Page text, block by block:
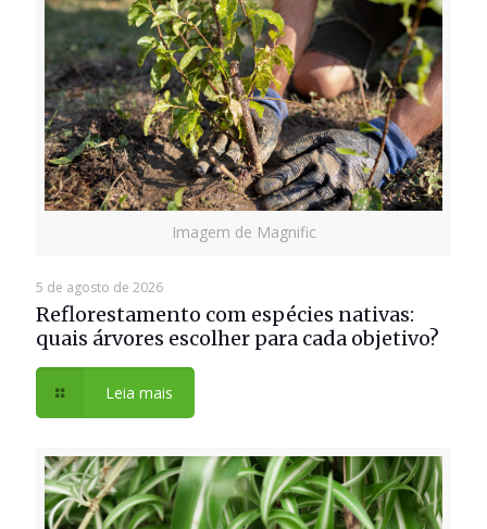
Imagem de Magnific
5 de agosto de 2026
Reflorestamento com espécies nativas:
quais árvores escolher para cada objetivo?
Leia mais